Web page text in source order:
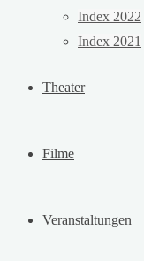
Index 2022
Index 2021
Theater
Filme
Veranstaltungen